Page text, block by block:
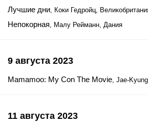
Лучшие дни, Коки Гедройц,
Непокорная, Малу Рейманн, Дания
9 августа 2023
Mamamoo: My Con The Movie, Jae-
11 августа 2023